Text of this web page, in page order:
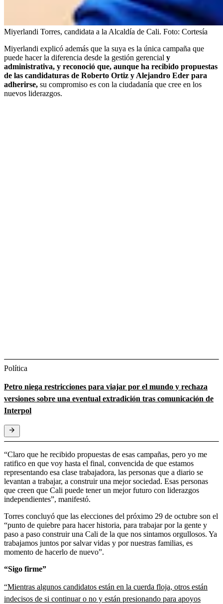
Miyerlandi Torres, candidata a la Alcaldía de Cali. Foto: Cortesía
Miyerlandi explicó además que la suya es la única campaña que
puede hacer la diferencia desde la gestión gerencial y
administrativa, y reconoció que, aunque ha recibido propuestas
de las candidaturas de Roberto Ortiz y Alejandro Eder para
adherirse, su compromiso es con la ciudadanía que cree en los
nuevos liderazgos.
Política
Petro niega restricciones para viajar por el mundo y rechaza
versiones sobre una eventual extradición tras comunicación de
Interpol
“Claro que he recibido propuestas de esas campañas, pero yo me
ratifico en que voy hasta el final, convencida de que estamos
representando esa clase trabajadora, las personas que a diario se
levantan a trabajar, a construir una mejor sociedad. Esas personas
que creen que Cali puede tener un mejor futuro con liderazgos
independientes”, manifestó.
Torres concluyó que las elecciones del próximo 29 de octubre son el
“punto de quiebre para hacer historia, para trabajar por la gente y
paso a paso construir una Cali de la que nos sintamos orgullosos. Ya
trabajamos juntos por salvar vidas y por nuestras familias, es
momento de hacerlo de nuevo”.
“Sigo firme”
“Mientras algunos candidatos están en la cuerda floja, otros están
indecisos de si continuar o no y están presionando para apoyos